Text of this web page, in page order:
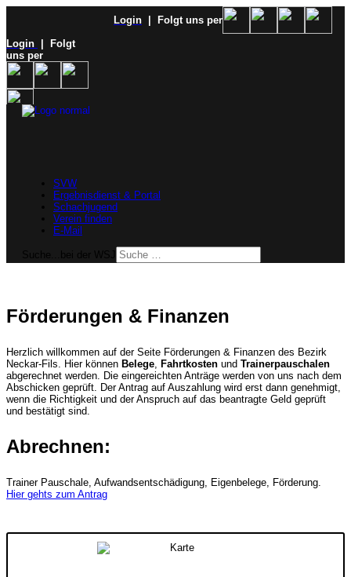
Login
| Folgt uns per
Login
| Folgt
uns per
SVW
Ergebnisdienst & Portal
Schachjugend
Verein finden
E-Mail
Förderungen & Finanzen
Herzlich willkommen auf der Seite Förderungen & Finanzen des Bezirk
Neckar-Fils. Hier können Belege, Fahrtkosten und Trainerpauschalen
abgerechnet werden. Die eingereichten Anträge werden von uns nach dem
Abschicken geprüft. Der Antrag auf Auszahlung wird erst dann genehmigt,
wenn die Richtigkeit und der Anspruch auf das beantragte Geld geprüft
und bestätigt sind.
Abrechnen:
Trainer Pauschale, Aufwandsentschädigung, Eigenbelege, Förderung.
Hier gehts zum Antrag